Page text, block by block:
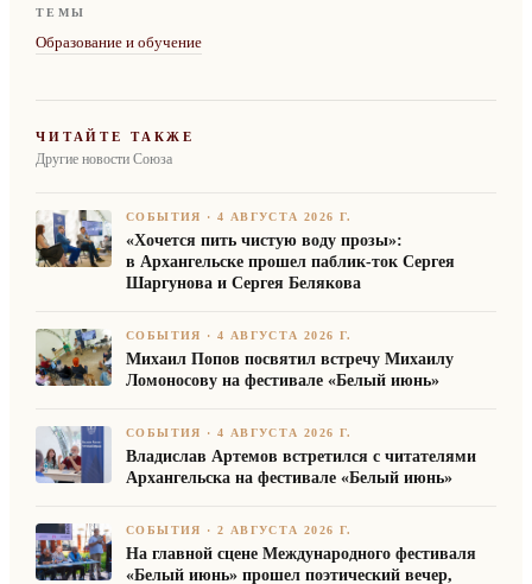
ТЕМЫ
Образование и обучение
ЧИТАЙТЕ ТАКЖЕ
Другие новости Союза
СОБЫТИЯ ·4 АВГУСТА 2026 Г.
«Хочется пить чистую воду прозы»:
в Архангельске прошел паблик-ток Сергея
Шаргунова и Сергея Белякова
СОБЫТИЯ ·4 АВГУСТА 2026 Г.
Михаил Попов посвятил встречу Михаилу
Ломоносову на фестивале «Белый июнь»
СОБЫТИЯ ·4 АВГУСТА 2026 Г.
Владислав Артемов встретился с читателями
Архангельска на фестивале «Белый июнь»
СОБЫТИЯ ·2 АВГУСТА 2026 Г.
На главной сцене Международного фестиваля
«Белый июнь» прошел поэтический вечер,